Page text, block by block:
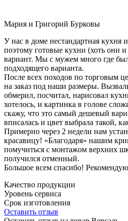
Мария и Григорий Бурковы
У нас в доме нестандартная кухня
поэтому готовые кухни (хоть они
вариант. Мы с мужем много где
подходящего варианта.
После всех походов по торговым
на заказ под наши размеры.
обмерил, посчитал, нарисовал
хотелось, и картинка в голове
скажу, что это самый дешевый
вписалась и цвет выбрала такой,
Примерно через 2 недели нам
красавицу! «Благодаря» нашим
помучиться с монтажом верхних
получился отменный.
Большое всем спасибо!
Качество продукции
Уровень сервиса
Срок изготовления
Оставить отзыв